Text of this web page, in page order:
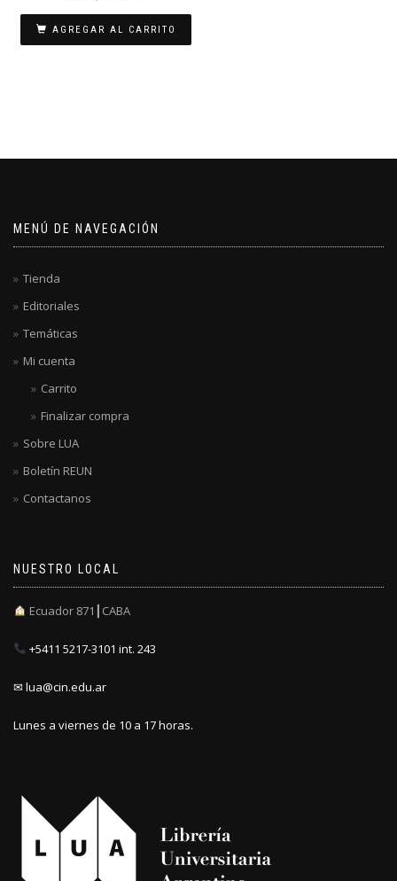
AGREGAR AL CARRITO
MENÚ DE NAVEGACIÓN
Tienda
Editoriales
Temáticas
Mi cuenta
Carrito
Finalizar compra
Sobre LUA
Boletín REUN
Contactanos
NUESTRO LOCAL
Ecuador 871┃CABA
+5411 5217-3101 int. 243
✉ lua@cin.edu.ar
Lunes a viernes de 10 a 17 horas.